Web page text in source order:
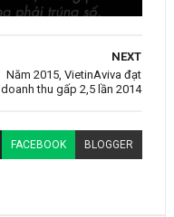
NEXT
Năm 2015, VietinAviva đạt
doanh thu gấp 2,5 lần 2014
FACEBOOK BLOGGER